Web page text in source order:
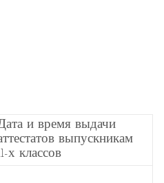
и время выдачи
выпускникам
х классов